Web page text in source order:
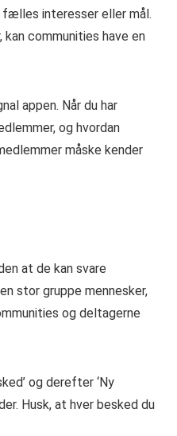
fælles interesser eller mål.
communities have en
appen. Når du har
og hvordan
måske kender
at de kan svare
stor gruppe mennesker,
og deltagerne
og derefter ‘Ny
Husk, at hver besked du